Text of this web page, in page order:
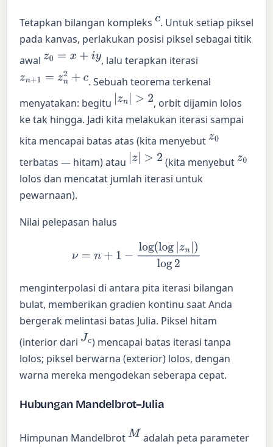
Tetapkan bilangan kompleksc. Untuk setiap piksel
pada kanvas, perlakukan posisi piksel sebagai titik
awal z0 =x+ iy
, lalu terapkan iterasi
zn+1 =zn2+ c
. Sebuah teorema terkenal
menyatakan: begitu |zn |>2
, orbit dijamin lolos
ke tak hingga. Jadi kita melakukan iterasi sampai
kita mencapai batas atas (kita menyebutz0
terbatas — hitam) atau |z >2 (kita menyebutz0
lolos dan mencatat jumlah iterasi untuk
pewarnaan).
Nilai pelepasan halus
1 log log|zn|)log2
menginterpolasi di antara pita iterasi bilangan
bulat, memberikan gradien kontinu saat Anda
bergerak melintasi batas Julia. Piksel hitam
(interior dari Jc ) mencapai batas iterasi tanpa
lolos; piksel berwarna (exterior) lolos, dengan
warna mereka mengodekan seberapa cepat.
Hubungan Mandelbrot–Julia
Himpunan MandelbrotM adalah peta parameter